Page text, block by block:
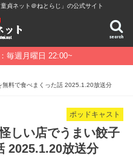
貞ネット＠ねとらじ」の公式サイト
search
毎週月曜日 22:00~
料で食べまくった話 2025.1.20放送分
ポッドキャスト
しい店でうまい餃子
2025.1.20放送分